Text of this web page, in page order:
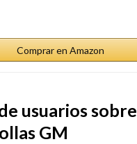
Comprar en Amazon
usuarios sobre
GM